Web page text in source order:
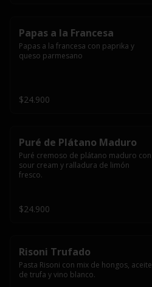
Papas a la Francesa
Papas a la francesa con paprika y
queso parmesano
$24.900
Puré de Plátano Maduro
Puré cremoso de plátano maduro con
sour cream y ralladura de limón
fresco.
$24.900
Risoni Trufado
Pasta Risoni con mix de hongos, aceite
de trufa y vino blanco.